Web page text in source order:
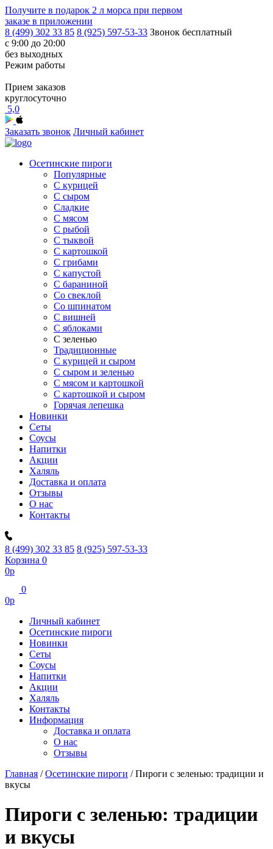
Получите в подарок 2 л морса при первом
заказе в приложении
8 (499) 302 33 85 8 (925) 597-53-33 Звонок бесплатный
с 9:00 до 20:00
без выходных
Режим работы
Прием заказов
круглосуточно
5,0
Заказать звонок Личный кабинет
Осетинские пироги
Популярные
С курицей
С сыром
Сладкие
С мясом
С рыбой
С тыквой
С картошкой
С грибами
С капустой
C бараниной
Со свеклой
Со шпинатом
С вишней
С яблоками
С зеленью
Традиционные
С курицей и сыром
С сыром и зеленью
С мясом и картошкой
С картошкой и сыром
Горячая лепешка
Новинки
Сеты
Соусы
Напитки
Акции
Халяль
Доставка и оплата
Отзывы
О нас
Контакты
8 (499) 302 33 85 8 (925) 597-53-33
Корзина 0
0р
0
0р
Личный кабинет
Осетинские пироги
Новинки
Сеты
Соусы
Напитки
Акции
Халяль
Контакты
Информация
Доставка и оплата
О нас
Отзывы
Главная /Осетинские пироги /Пироги с зеленью: традиции и
вкусы
Пироги с зеленью: традиции
и вкусы